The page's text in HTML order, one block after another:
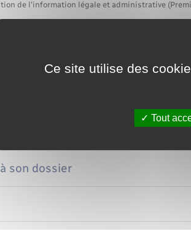
de l'information légale et administrative
tous les documents concernant votre
support électronique.
son dossier
Ce site utilise des
Tout